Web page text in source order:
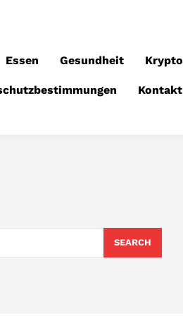
Essen Gesundheit Krypto
Kontakt
SEARCH